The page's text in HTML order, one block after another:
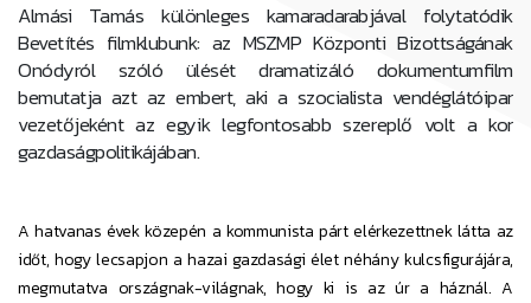
Almási Tamás különleges kamaradarabjával folytatódik
Bevetítés filmklubunk: az MSZMP Központi Bizottságának
Onódyról szóló ülését dramatizáló dokumentumfilm
bemutatja azt az embert, aki a szocialista vendéglátóipar
vezetőjeként az egyik legfontosabb szereplő volt a kor
gazdaságpolitikájában.
A hatvanas évek közepén a kommunista párt elérkezettnek látta az
időt, hogy lecsapjon a hazai gazdasági élet néhány kulcsfigurájára,
megmutatva országnak-világnak, hogy ki is az úr a háznál. A